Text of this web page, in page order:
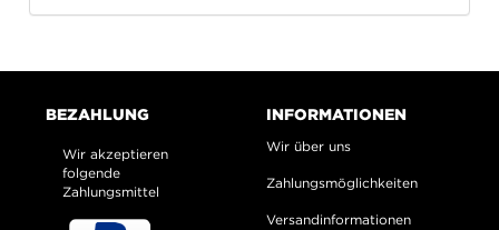
BEZAHLUNG
Wir akzeptieren
folgende
Zahlungsmittel
INFORMATIONEN
Wir über uns
Zahlungsmöglichkeiten
Versandinformationen